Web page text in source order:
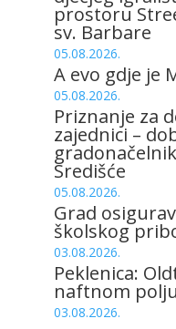
prostoru
sv. Barbare
05.08.2026.
A evo gdje je
05.08.2026.
Priznanje za
zajednici –
Središće
05.08.2026.
Grad
školskog
03.08.2026.
Peklenica:
naftnom
03.08.2026.